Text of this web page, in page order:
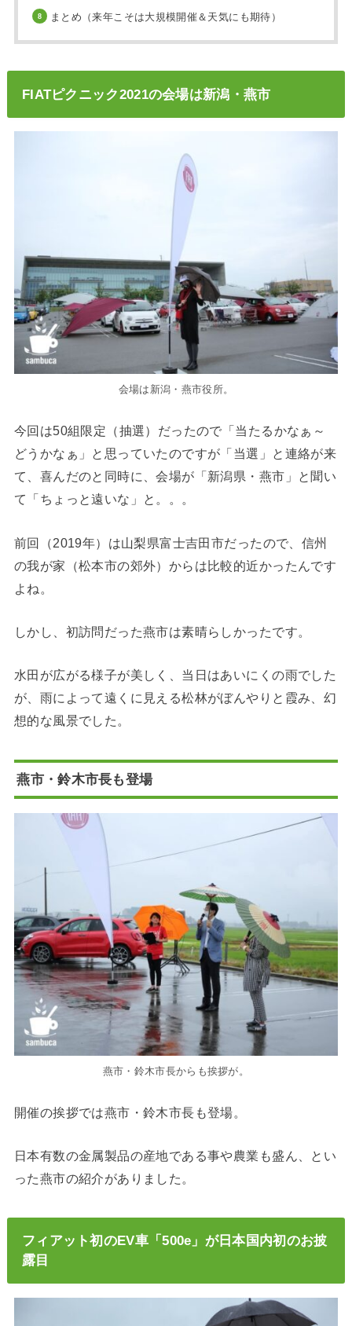
まとめ（来年こそは大規模開催＆天気にも期待）
FIATピクニック2021の会場は新潟・燕市
会場は新潟・燕市役所。
今回は50組限定（抽選）だったので「当たるかなぁ～
どうかなぁ」と思っていたのですが「当選」と連絡が来
て、喜んだのと同時に、会場が「新潟県・燕市」と聞い
て「ちょっと遠いな」と。。。
前回（2019年）は山梨県富士吉田市だったので、信州
の我が家（松本市の郊外）からは比較的近かったんです
よね。
しかし、初訪問だった燕市は素晴らしかったです。
水田が広がる様子が美しく、当日はあいにくの雨でした
が、雨によって遠くに見える松林がぼんやりと霞み、幻
想的な風景でした。
燕市・鈴木市長も登場
燕市・鈴木市長からも挨拶が。
開催の挨拶では燕市・鈴木市長も登場。
日本有数の金属製品の産地である事や農業も盛ん、とい
った燕市の紹介がありました。
フィアット初のEV車「500e」が日本国内初のお披
露目